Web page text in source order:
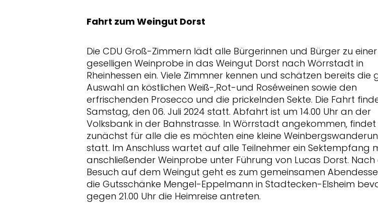
Fahrt zum Weingut Dorst
Die CDU Groß-Zimmern lädt alle Bürgerinnen und Bürger zu einer
geselligen Weinprobe in das Weingut Dorst nach Wörrstadt in
Rheinhessen ein. Viele Zimmner kennen und schätzen bereits die
Auswahl an köstlichen Weiß-,Rot-und Roséweinen sowie den
erfrischenden Prosecco und die prickelnden Sekte. Die Fahrt
Samstag, den 06. Juli 2024 statt. Abfahrt ist um 14.00 Uhr an der
Volksbank in der Bahnstrasse. In Wörrstadt angekommen, findet
zunächst für alle die es möchten eine kleine
statt. Im Anschluss wartet auf alle Teilnehmer ein Sektempfang
anschließender Weinprobe unter Führung von Lucas Dorst.
Besuch auf dem Weingut geht es zum gemeinsamen
die Gutsschänke Mengel-Eppelmann in Stadtecken-Elsheim
gegen 21.00 Uhr die Heimreise antreten.